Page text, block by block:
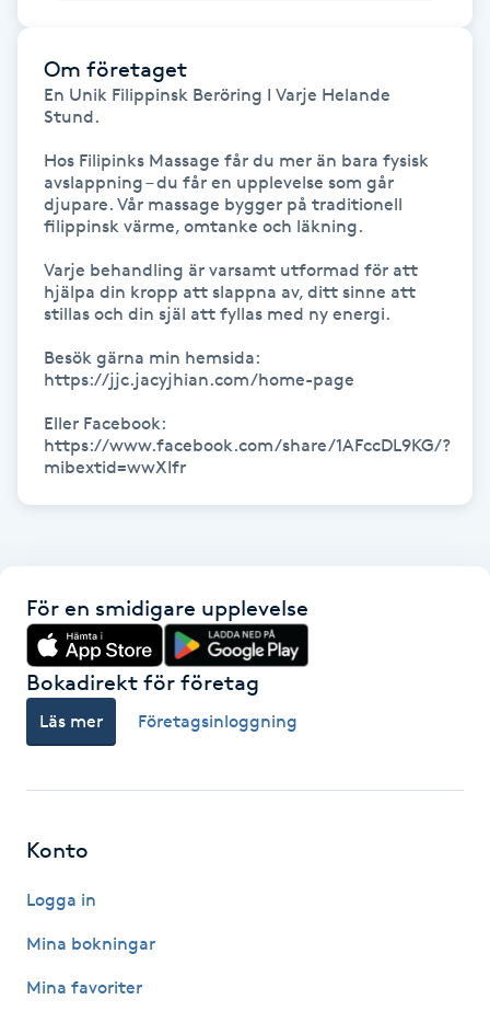
Gelenaglar
Gellack
Gellack med förstärkning
Gravidmassage
Gravidyoga
Gruppträning
H
Hatha Yoga
Headspa
Herrklippning
HIFU
Hollywood Peel
Om företaget
En Unik Filippinsk Beröring I Varje Helande
Stund.
Hos Filipinks Massage får du mer än bara fysisk
avslappning – du får en upplevelse som går
djupare. Vår massage bygger på traditionell
filippinsk värme, omtanke och läkning.
Varje behandling är varsamt utformad för att
hjälpa din kropp att slappna av, ditt sinne att
stillas och din själ att fyllas med ny energi.
Besök gärna min hemsida:
https://jjc.jacyjhian.com/home-page
Eller Facebook:
https://www.facebook.com/share/1AFccDL9KG/?
mibextid=wwXIfr
För en smidigare upplevelse
Bokadirekt för företag
Läs mer Företagsinloggning
Konto
Logga in
Mina bokningar
Mina favoriter